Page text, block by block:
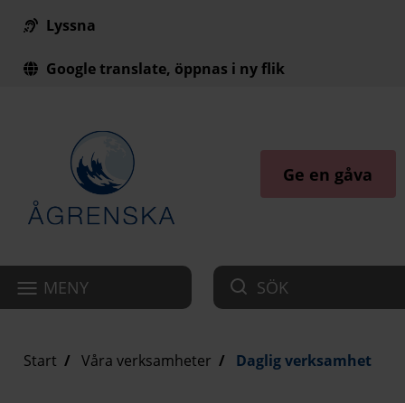
Till innehåll på sidan
Lyssna
Google translate, öppnas i ny flik
Ge en gåva
MENY SÖK
Start Våra verksamheter Daglig verksamhet